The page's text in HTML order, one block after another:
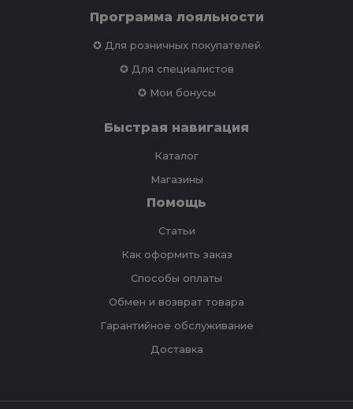
Программа лояльности
✪ Для розничных покупателей
✪ Для специалистов
✪ Мои бонусы
Быстрая навигация
Каталог
Магазины
Помощь
Статьи
Как оформить заказ
Способы оплаты
Обмен и возврат товара
Гарантийное обслуживание
Доставка